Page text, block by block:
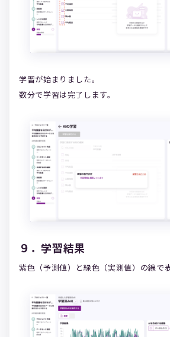
学習が始まりました。
数分で学習は完了します。
９．学習結果
紫色（予測値）と緑色（実測値）の線で